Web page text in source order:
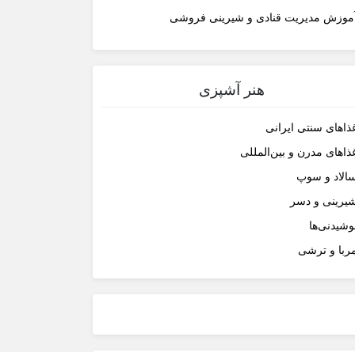
آموزش مدیریت قنادی و شیرینی فروشی
هنر آشپزی
سنتی ایرانی
مدرن و بین‌المللی
و سوپ
و دسر
و ترشی